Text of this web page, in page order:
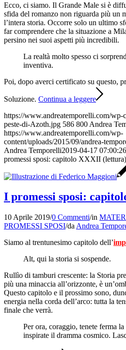
Ecco, ci siamo. Il Grande Male si è
sfida del romanzo non riguarda più un
l’intera storia. Occorre solo un ultimo
far comprendere che la situazione a
persino nei suoi aspetti più incredibili.
La realtà molto spesso ci
inventiva.
Poi, dopo averci certificato su questo,
Soluzione. Continua a leggere
https://www.andreatemporelli.com/wp-
peste-di-Azoth.jpg 586 800 Andrea
https://www.andreatemporelli.com/wp-
content/uploads/2015/09/andrea-
Andrea Temporelli2019-04-17 07:00:26
promessi sposi: capitolo XXXII (lettura)
I promessi sposi:
10 Aprile 2019/0 Commenti/in
PROMESSI SPOSI/da Andrea
Siamo al trentunesimo capitolo dell’
Alt, qui la storia si sospende.
Rullìo di tamburi crescente: la Storia
più una minaccia all’orizzonte, è
Questo capitolo e il prossimo sono,
energia nella corda dell’arco: tutta la
finale che verrà.
Per ora, coraggio, tenete ferma
inspirate il dramma cosmico.